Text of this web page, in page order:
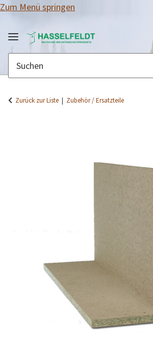
Zum Menü springen
Zurück zur Liste Zubehör / Ersatzteile